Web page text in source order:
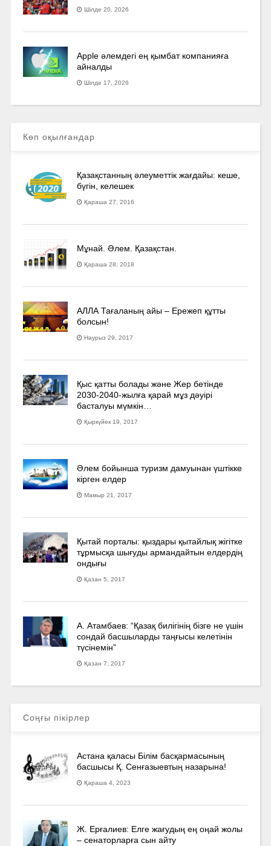
Шілде 20, 2026
Apple әлемдегі ең қымбат компанияға
айналды
Шілде 17, 2026
Көп оқылғандар
Қазақстанның әлеуметтік жағдайы: кеше,
бүгін, келешек
Қараша 27, 2016
Мұнай. Әлем. Қазақстан.
Қараша 28, 2018
АЛЛА Тағаланың айы – Ережеп құтты
болсын!
Наурыз 29, 2017
Қыс қатты болады және Жер бетінде
2030-2040­-жылға қарай мұз дәуірі
басталуы мүмкін…
Қыркүйек 19, 2017
Әлем бойынша туризм дамуынан үштікке
кірген елдер
Мамыр 21, 2017
Қытай порталы: қыздары қытайлық жігітке
тұрмысқа шығуды армандайтын елдердің
ондығы
Қазан 5, 2017
А. Атамбаев: “Қазақ билігінің бізге не үшін
сондай басшыларды таңғысы келетінін
түсінемін”
Қазан 7, 2017
Соңғы пікірлер
Астана қаласы Білім басқармасының
басшысы Қ. Сенғазыевтың назарына!
Қараша 4, 2023
Ж. Ерғалиев: Елге жағудың ең оңай жолы
– сенаторларға сын айту